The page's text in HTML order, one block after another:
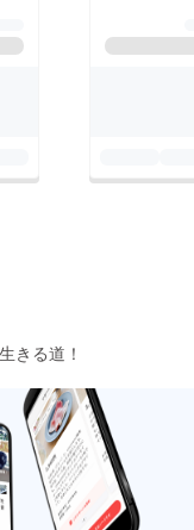
み（日
Zoomや
談のり
＊世
界、宿
泊業、
金融業
界の使
い方、
仕組
み、人
きる道！